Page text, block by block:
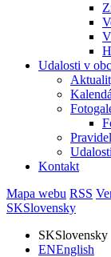
Udalosti v
Kontakt
Mapa webu RSS
SKSlovensky
SKSlovensky
ENEnglish